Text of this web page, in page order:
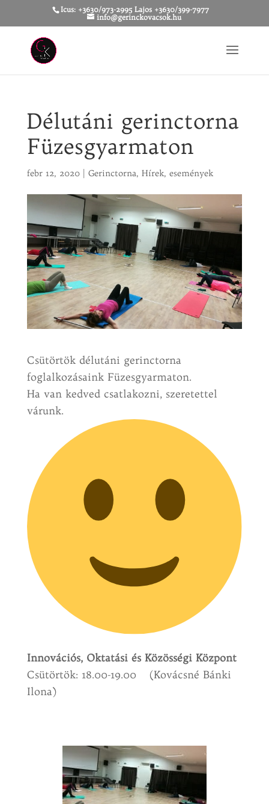
Icus: +3630/973-2995 Lajos +3630/399-7977
info@gerinckovacsok.hu
Délutáni gerinctorna
Füzesgyarmaton
febr 12, 2020| Gerinctorna, Hírek, események
Csütörtök délutáni gerinctorna
foglalkozásaink Füzesgyarmaton.
Ha van kedved csatlakozni, szeretettel
várunk.
Innovációs, Oktatási és Közösségi Központ
Csütörtök: 18.00-19.00 (Kovácsné Bánki
Ilona)